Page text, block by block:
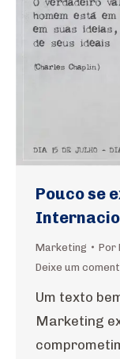
Pouco se
Marketing Por
Deixe um
Um texto
Marketing